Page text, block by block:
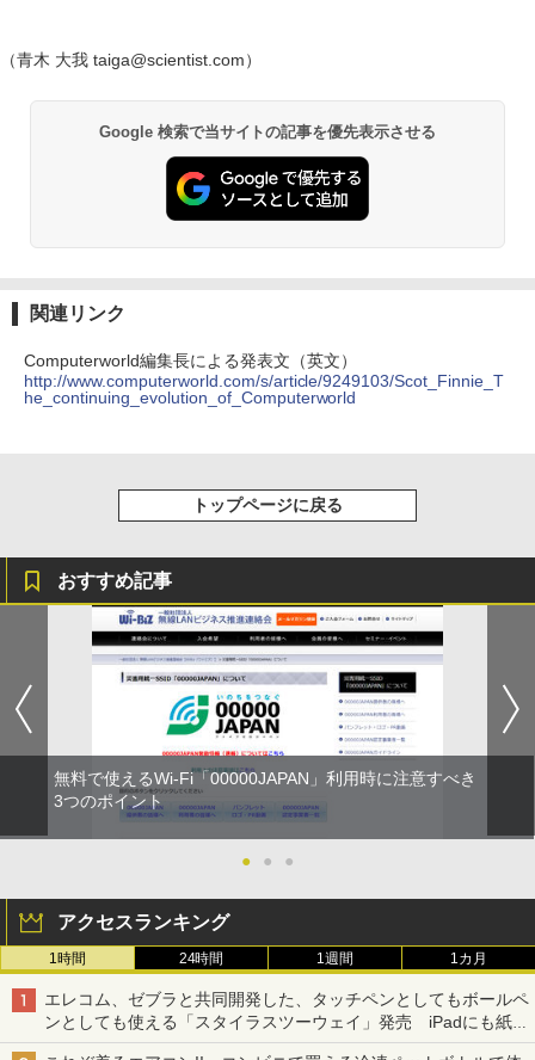
（青木 大我 taiga@scientist.com）
Google 検索で当サイトの記事を優先表示させる
関連リンク
Computerworld編集長による発表文（英文）
http://www.computerworld.com/s/article/9249103/Scot_Finnie_T
he_continuing_evolution_of_Computerworld
トップページに戻る
おすすめ記事
無料で使えるWi-Fi「00000JAPAN」利用時に注意すべき
3つのポイント
● ● ●
アクセスランキング
1時間 24時間 1週間 1カ月
エレコム、ゼブラと共同開発した、タッチペンとしてもボールペ
ンとしても使える「スタイラスツーウェイ」発売 iPadにも紙に
も、持ち替えずに書き込める